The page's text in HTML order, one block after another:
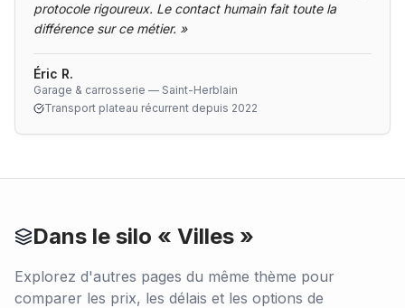
protocole rigoureux. Le contact humain fait toute la
différence sur ce métier. »
Éric R.
Garage & carrosserie — Saint-Herblain
Transport plateau récurrent depuis 2022
Dans le silo « Villes »
Explorez d'autres pages du même thème pour
comparer les prix, les délais et les options de